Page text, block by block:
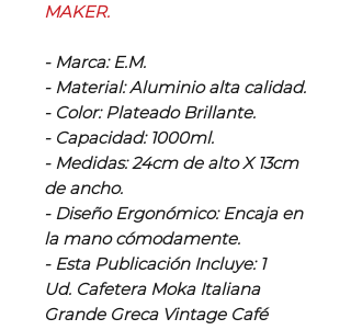
MAKER.
- Marca: E.M.
- Material: Aluminio alta calidad.
- Color: Plateado Brillante.
- Capacidad: 1000ml.
- Medidas: 24cm de alto X 13cm
de ancho.
- Diseño Ergonómico: Encaja en
la mano cómodamente.
- Esta Publicación Incluye: 1
Ud. Cafetera Moka Italiana
Grande Greca Vintage Café